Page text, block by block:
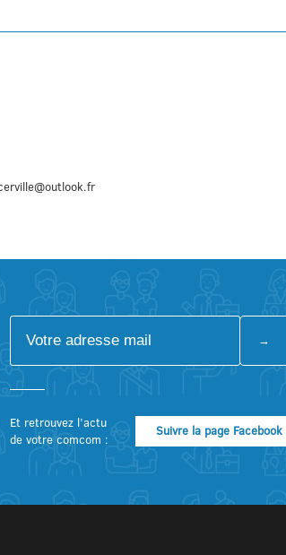
Et retrouvez l’actu
de votre comcom :
Suivre la page Facebook